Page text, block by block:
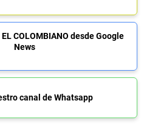
COLOMBIANO desde Google
News
canal de Whatsapp